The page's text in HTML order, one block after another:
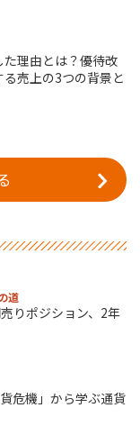
理由とは？優待改
売上の3つの背景と
道
りポジション、2年
危機」から学ぶ通貨